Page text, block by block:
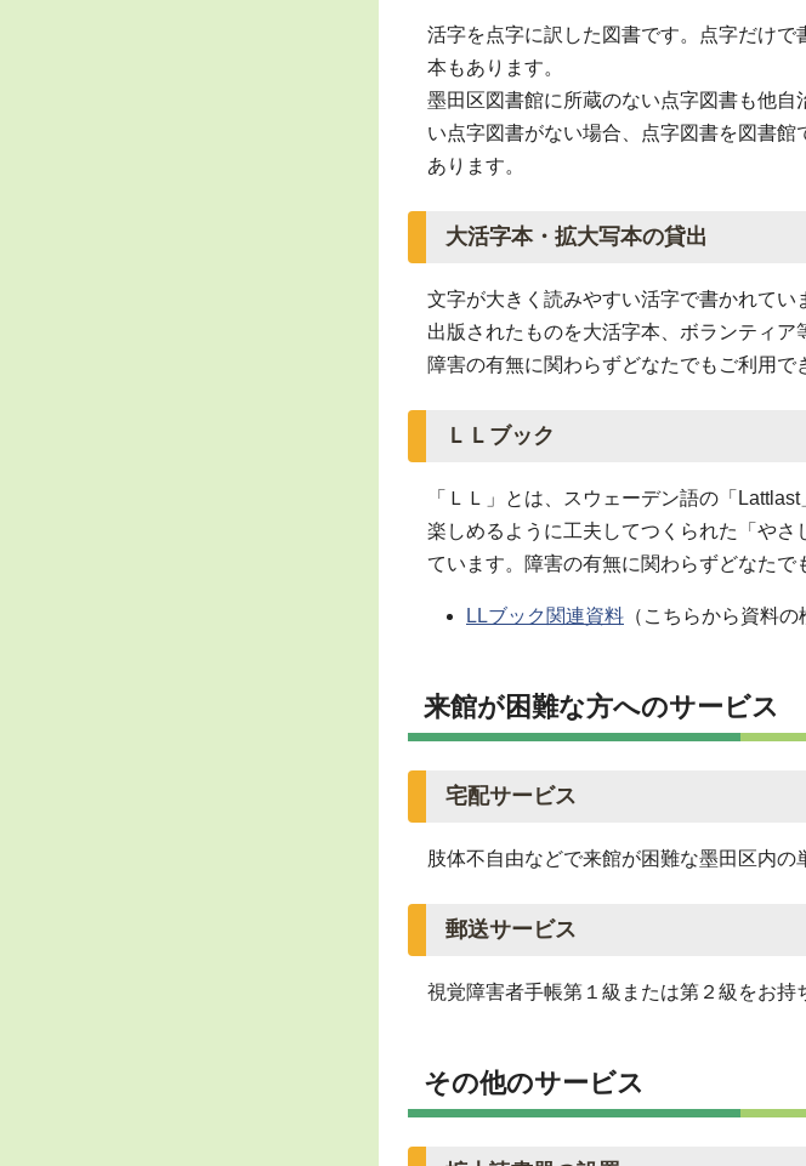
活字を点字に訳した図書です。点字だけ
本もあります。
墨田区図書館に所蔵のない点字図書も他
い点字図書がない場合、点字図書を図書
あります。
大活字本・拡大写本の貸出
文字が大きく読みやすい活字で書かれて
出版されたものを大活字本、ボランティア
障害の有無に関わらずどなたでもご利用で
ＬＬブック
「ＬＬ」とは、スウェーデン語の「 Lattlast
楽しめるように工夫してつくられた「や
ています。 障害の有無に関わらずどなたで
LLブック関連資料 （こちらから資料の
来館が困難な方へのサービス
宅配サービス
肢体不自由などで来館が困難な墨田区内の
郵送サービス
視覚障害者手帳第１級または第２級をお持
その他のサービス